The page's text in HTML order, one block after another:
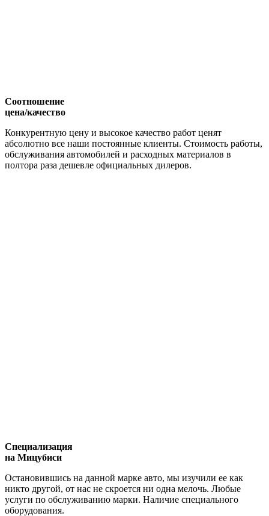
Соотношение
цена/качество
Конкурентную цену и высокое качество работ ценят
абсолютно все наши постоянные клиенты. Стоимость работы,
обслуживания автомобилей и расходных материалов в
полтора раза дешевле официальных дилеров.
Специализация
на Мицубиси
Остановившись на данной марке авто, мы изучили ее как
никто другой, от нас не скроется ни одна мелочь. Любые
услуги по обслуживанию марки. Наличие специального
оборудования.